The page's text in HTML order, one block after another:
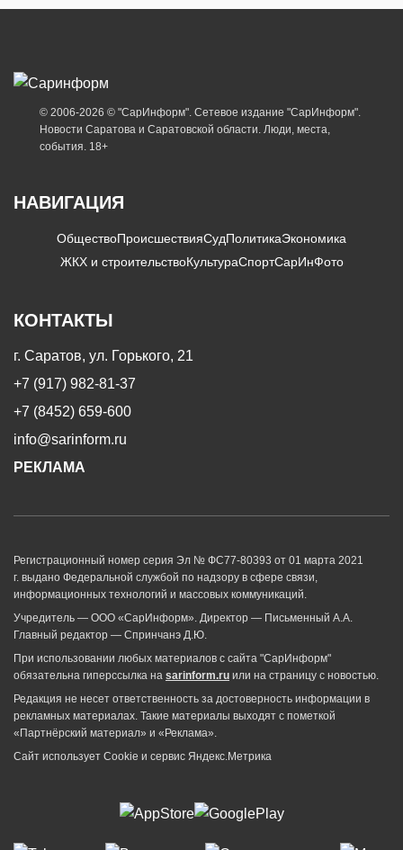
© 2006-2026 © "СарИнформ". Сетевое издание "СарИнформ".
Новости Саратова и Саратовской области. Люди, места,
события. 18+
НАВИГАЦИЯ
ОбществоПроисшествияСудПолитикаЭкономика
ЖКХ и строительствоКультураСпортСарИнФото
КОНТАКТЫ
г. Саратов, ул. Горького, 21
+7 (917) 982-81-37
+7 (8452) 659-600
info@sarinform.ru
РЕКЛАМА
Регистрационный номер серия Эл № ФС77-80393 от 01 марта 2021
г. выдано Федеральной службой по надзору в сфере связи,
информационных технологий и массовых коммуникаций.
Учредитель — ООО «СарИнформ». Директор — Письменный А.А.
Главный редактор — Спринчанэ Д.Ю.
При использовании любых материалов с сайта "СарИнформ"
обязательна гиперссылка на sarinform.ru или на страницу с новостью.
Редакция не несет ответственность за достоверность информации в
рекламных материалах. Такие материалы выходят с пометкой
«Партнёрский материал» и «Реклама».
Сайт использует Cookie и сервиc Яндекс.Метрика